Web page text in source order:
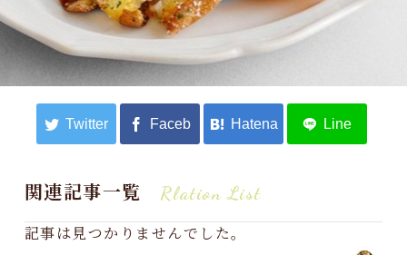
関連記事一覧 Rlation List
記事は見つかりませんでした。